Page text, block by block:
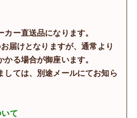
カー直送品になります。
届けとなりますが、通常より
かる場合が御座います。
しては、別途メールにてお知ら
て